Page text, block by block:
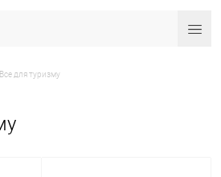
Все для туризму